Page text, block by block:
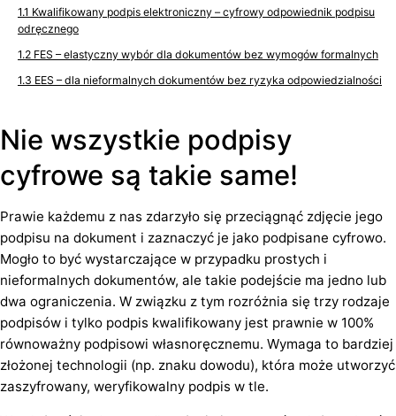
Kwalifikowany podpis elektroniczny – cyfrowy odpowiednik podpisu
odręcznego
FES – elastyczny wybór dla dokumentów bez wymogów formalnych
EES – dla nieformalnych dokumentów bez ryzyka odpowiedzialności
Nie wszystkie podpisy
cyfrowe są takie same!
Prawie każdemu z nas zdarzyło się przeciągnąć zdjęcie jego
podpisu na dokument i zaznaczyć je jako podpisane cyfrowo.
Mogło to być wystarczające w przypadku prostych i
nieformalnych dokumentów, ale takie podejście ma jedno lub
dwa ograniczenia. W związku z tym rozróżnia się trzy rodzaje
podpisów i tylko podpis kwalifikowany jest prawnie w 100%
równoważny podpisowi własnoręcznemu. Wymaga to bardziej
złożonej technologii (np. znaku dowodu), która może utworzyć
zaszyfrowany, weryfikowalny podpis w tle.